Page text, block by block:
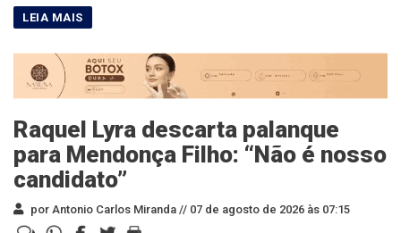
Raquel Lyra descarta palanque
para Mendonça Filho: “Não é nosso
candidato”
por Antonio Carlos Miranda // 07 de agosto de 2026 às 07:15